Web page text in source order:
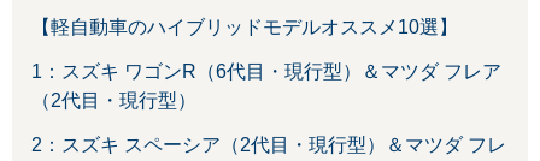
【軽自動車のハイブリッドモデルオススメ10選】
1：スズキ ワゴンR（6代目・現行型）＆マツダ フレア
（2代目・現行型）
2：スズキ スペーシア（2代目・現行型）＆マツダ フレ